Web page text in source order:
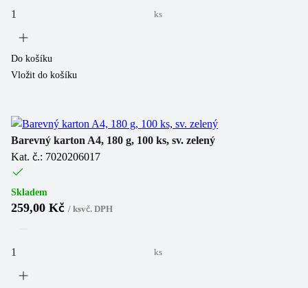
ks
Do košíku
Vložit do košíku
Barevný karton A4, 180 g, 100 ks, sv. zelený
Kat. č.: 7020206017
Skladem
259,00 Kč / ksvč. DPH
ks